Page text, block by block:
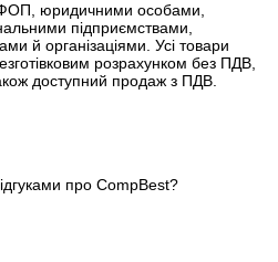
юридичними особами,
підприємствами,
й організаціями. Усі товари
розрахунком без ПДВ,
доступний продаж з ПДВ.
про CompBest?